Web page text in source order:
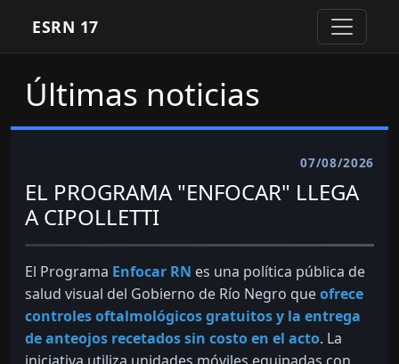
ESRN 17
Últimas noticias
07/08/2026
EL PROGRAMA "ENFOCAR" LLEGA
A CIPOLLETTI
El Programa Enfocar RN es una política pública de
salud visual del Gobierno de Río Negro queofrece
controles oftalmológicos gratuitos y la entrega
de anteojos recetados sin costo en el acto. La